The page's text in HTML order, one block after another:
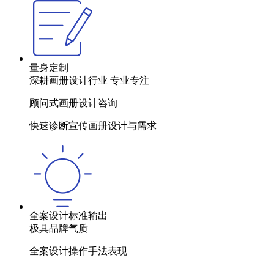
量身定制
深耕画册设计行业 专业专注
顾问式画册设计咨询
快速诊断宣传画册设计与需求
全案设计标准输出
极具品牌气质
全案设计操作手法表现